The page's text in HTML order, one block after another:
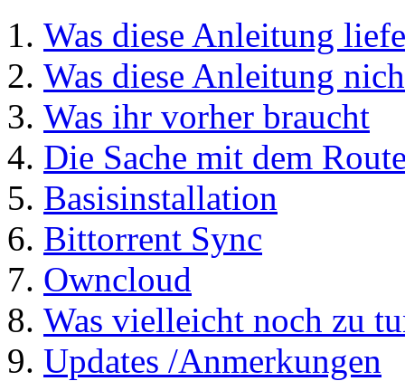
Was diese Anleitung
Was diese Anleitung
Was ihr vorher braucht
Die Sache mit dem
Basisinstallation
Bittorrent Sync
Owncloud
Was vielleicht noch zu
Updates /Anmerkungen